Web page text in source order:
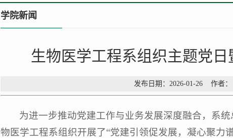
学院新闻
生物医学工程系组织主题党
发布日期：2026-01-26 作
为进一步推动党建工作与业务发展深度融合，系
物医学工程系组织开展了“党建引领促发展，凝心聚力